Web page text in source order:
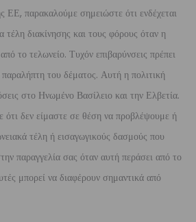
ΕΕ, παρακαλούμε σημειώστε ότι ενδέχεται
τέλη διακίνησης και τους φόρους όταν η
το τελωνείο. Τυχόν επιβαρύνσεις πρέπει
του δέματος. Αυτή η πολιτική
στο Ηνωμένο Βασίλειο και την Ελβετία.
δεν είμαστε σε θέση να προβλέψουμε ή
τέλη ή εισαγωγικούς δασμούς που
παραγγελία σας όταν αυτή περάσει από το
μπορεί να διαφέρουν σημαντικά από